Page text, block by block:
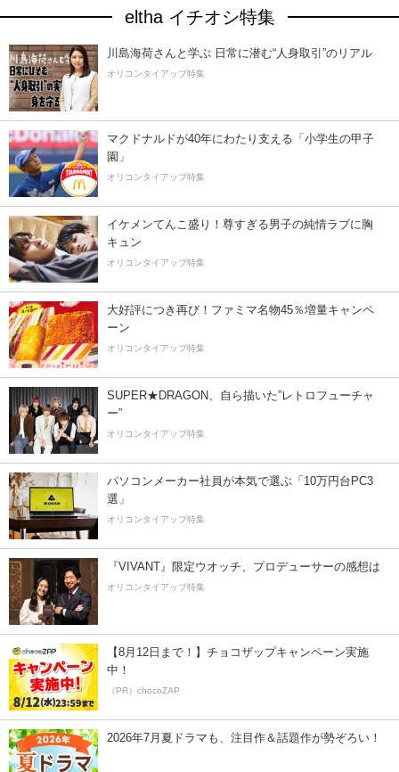
eltha イチオシ特集
川島海荷さんと学ぶ 日常に潜む“人身取引”のリアル
オリコンタイアップ特集
マクドナルドが40年にわたり支える「小学生の甲子
園」
オリコンタイアップ特集
イケメンてんこ盛り！尊すぎる男子の純情ラブに胸
キュン
オリコンタイアップ特集
大好評につき再び！ファミマ名物45％増量キャンペ
ーン
オリコンタイアップ特集
SUPER★DRAGON、自ら描いた”レトロフューチャ
ー”
オリコンタイアップ特集
パソコンメーカー社員が本気で選ぶ「10万円台PC3
選」
オリコンタイアップ特集
『VIVANT』限定ウオッチ、プロデューサーの感想は
オリコンタイアップ特集
【8月12日まで！】チョコザップキャンペーン実施
中！
（PR）chocoZAP
2026年7月夏ドラマも、注目作＆話題作が勢ぞろい！